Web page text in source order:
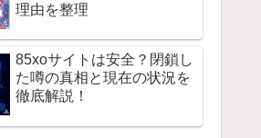
理由を整理
85xoサイトは安全？閉鎖し
た噂の真相と現在の状況を
徹底解説！